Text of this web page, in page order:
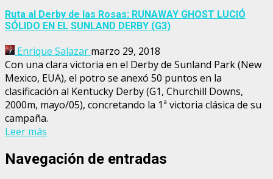
Ruta al Derby de las Rosas: RUNAWAY GHOST LUCIÓ
SÓLIDO EN EL SUNLAND DERBY (G3)
Enrique Salazar marzo 29, 2018
Con una clara victoria en el Derby de Sunland Park (New
Mexico, EUA), el potro se anexó 50 puntos en la
clasificación al Kentucky Derby (G1, Churchill Downs,
2000m, mayo/05), concretando la 1ª victoria clásica de su
campaña.
Leer más
Navegación de entradas